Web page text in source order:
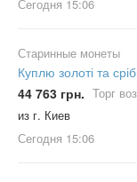
Сегодня 15:06
Старинные монеты
Куплю золоті та
44 763 грн. Торг
из г. Киев
Сегодня 15:06